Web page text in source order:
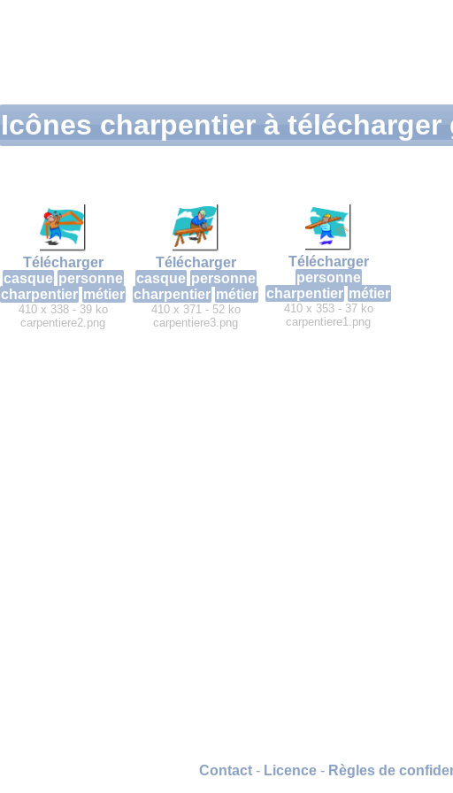
Icônes charpentier à
Télécharger
casque personne
charpentier métier
410 x 338 - 39 ko
carpentiere2.png
Télécharger
casque personne
charpentier métier
410 x 371 - 52 ko
carpentiere3.png
Télécharger
personne
charpentier métier
410 x 353 - 37 ko
carpentiere1.png
Contact- Licence- Règles de